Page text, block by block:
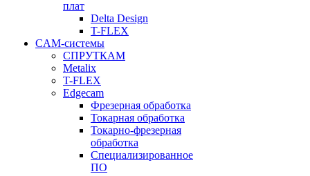
плат
Delta Design
T-FLEX
CAM-системы
СПРУТКAM
Metalix
T-FLEX
Edgecam
Фрезерная обработка
Токарная обработка
Токарно-фрезерная
обработка
Специализированное
ПО